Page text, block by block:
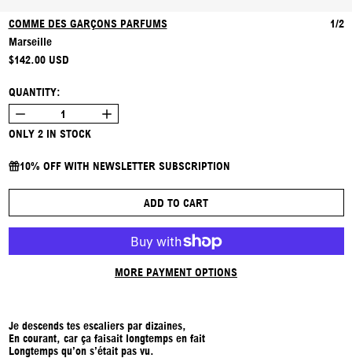
1/2
COMME DES GARÇONS PARFUMS
Marseille
REGULAR PRICE
$142.00 USD
QUANTITY:
ONLY 2 IN STOCK
10% OFF WITH NEWSLETTER SUBSCRIPTION
ADD TO CART
MORE PAYMENT OPTIONS
Je descends tes escaliers par dizaines,
En courant, car ça faisait longtemps en fait
Longtemps qu’on s’était pas vu.